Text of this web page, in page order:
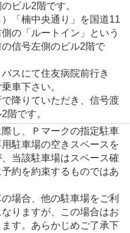
ビル2階です。
）「楠中央通り」を国道11
の「ルートイン」という
信号左側のビル2階で
バスにて住友病院前行き
車下さい。
で降りていただき、信号渡
階です。
し、Ｐマークの指定駐車
駐車場の空きスペースを
当該駐車場はスペース確
約を約束するものではあ
場合、他の駐車場をご利
りますが、この場合はお
す。あらかじめご了承下